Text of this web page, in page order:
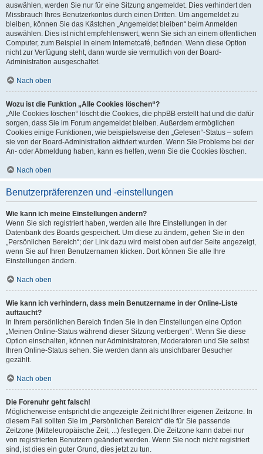
auswählen, werden Sie nur für eine Sitzung angemeldet. Dies verhindert den
Missbrauch Ihres Benutzerkontos durch einen Dritten. Um angemeldet zu
bleiben, können Sie das Kästchen „Angemeldet bleiben“ beim Anmelden
auswählen. Dies ist nicht empfehlenswert, wenn Sie sich an einem öffentlichen
Computer, zum Beispiel in einem Internetcafé, befinden. Wenn diese Option
nicht zur Verfügung steht, dann wurde sie vermutlich von der Board-
Administration ausgeschaltet.
Nach oben
Wozu ist die Funktion „Alle Cookies löschen“?
„Alle Cookies löschen“ löscht die Cookies, die phpBB erstellt hat und die dafür
sorgen, dass Sie im Forum angemeldet bleiben. Außerdem ermöglichen
Cookies einige Funktionen, wie beispielsweise den „Gelesen“-Status – sofern
sie von der Board-Administration aktiviert wurden. Wenn Sie Probleme bei der
An- oder Abmeldung haben, kann es helfen, wenn Sie die Cookies löschen.
Nach oben
Benutzerpräferenzen und -einstellungen
Wie kann ich meine Einstellungen ändern?
Wenn Sie sich registriert haben, werden alle Ihre Einstellungen in der
Datenbank des Boards gespeichert. Um diese zu ändern, gehen Sie in den
„Persönlichen Bereich“; der Link dazu wird meist oben auf der Seite angezeigt,
wenn Sie auf Ihren Benutzernamen klicken. Dort können Sie alle Ihre
Einstellungen ändern.
Nach oben
Wie kann ich verhindern, dass mein Benutzername in der Online-Liste
auftaucht?
In Ihrem persönlichen Bereich finden Sie in den Einstellungen eine Option
„Meinen Online-Status während dieser Sitzung verbergen“. Wenn Sie diese
Option einschalten, können nur Administratoren, Moderatoren und Sie selbst
Ihren Online-Status sehen. Sie werden dann als unsichtbarer Besucher
gezählt.
Nach oben
Die Forenuhr geht falsch!
Möglicherweise entspricht die angezeigte Zeit nicht Ihrer eigenen Zeitzone. In
diesem Fall sollten Sie im „Persönlichen Bereich“ die für Sie passende
Zeitzone (Mitteleuropäische Zeit, ...) festlegen. Die Zeitzone kann dabei nur
von registrierten Benutzern geändert werden. Wenn Sie noch nicht registriert
sind, ist dies ein guter Grund, dies jetzt zu tun.